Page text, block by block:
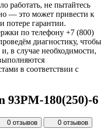
работать, не пытайтесь
— это может привести к
потере гарантии.
по телефону +7 (800)
диагностику, чтобы
в случае необходимости,
в соответствии с
180(250)-6
0 отзывов
0 отзывов